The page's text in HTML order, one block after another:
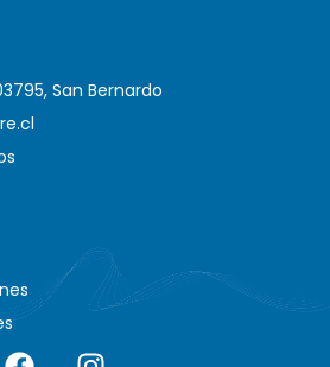
San Bernardo